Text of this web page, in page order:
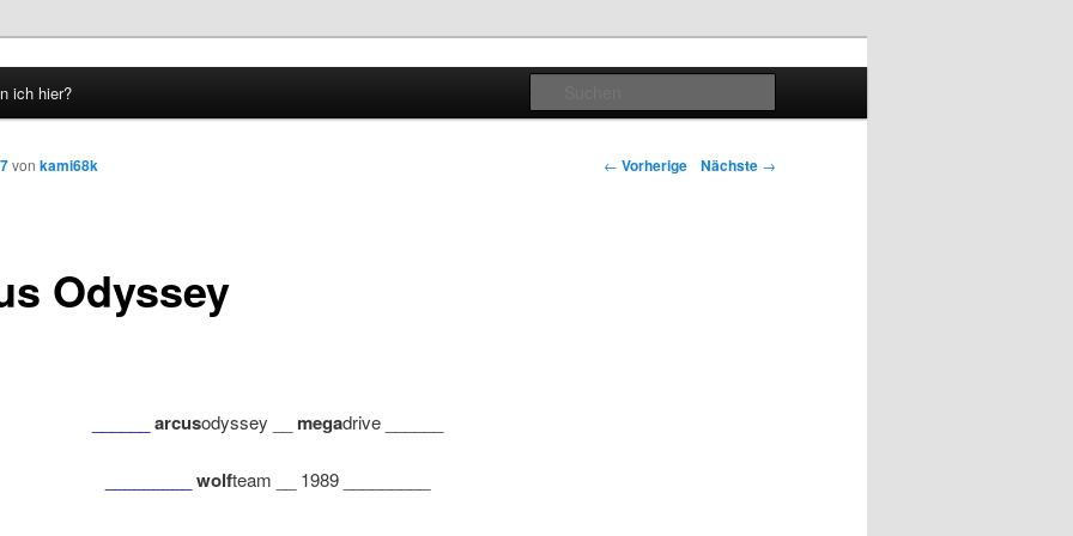
ich hier?
Artikelnavigation
← Vorherige Nächste →
Odyssey
von kami68k
______arcusodyssey __ megadrive ______
_________wolfteam __ 1989 _________